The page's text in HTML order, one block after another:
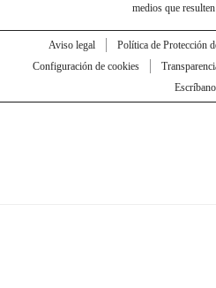
medios que
Aviso legal Política de Protección
Configuración de cookies